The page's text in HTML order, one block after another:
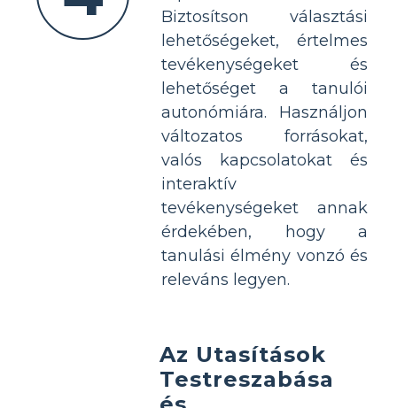
Biztosítson választási
lehetőségeket, értelmes
tevékenységeket és
lehetőséget a tanulói
autonómiára. Használjon
változatos forrásokat,
valós kapcsolatokat és
interaktív
tevékenységeket annak
érdekében, hogy a
tanulási élmény vonzó és
releváns legyen.
Az Utasítások
Testreszabása